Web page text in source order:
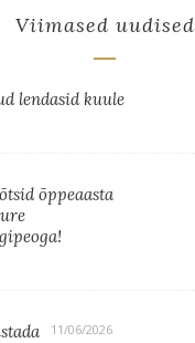
Viimased uudised
lendasid kuule
õppeaasta
11/06/2026